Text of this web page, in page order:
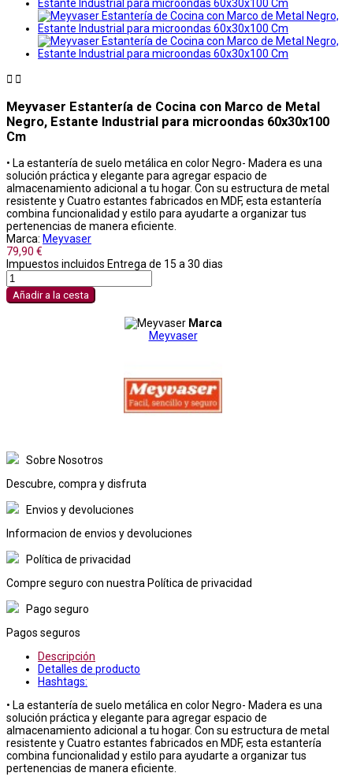
 
Meyvaser Estantería de Cocina con Marco de Metal
Negro, Estante Industrial para microondas 60x30x100
Cm
• La estantería de suelo metálica en color Negro- Madera es una
solución práctica y elegante para agregar espacio de
almacenamiento adicional a tu hogar. Con su estructura de metal
resistente y Cuatro estantes fabricados en MDF, esta estantería
combina funcionalidad y estilo para ayudarte a organizar tus
pertenencias de manera eficiente.
Marca: Meyvaser
79,90 €
Impuestos incluidos Entrega de 15 a 30 dias
Añadir a la cesta
Marca
Meyvaser
Sobre Nosotros
Descubre, compra y disfruta
Envios y devoluciones
Informacion de envios y devoluciones
Política de privacidad
Compre seguro con nuestra Política de privacidad
Pago seguro
Pagos seguros
Descripción
Detalles de producto
Hashtags:
• La estantería de suelo metálica en color Negro- Madera es una
solución práctica y elegante para agregar espacio de
almacenamiento adicional a tu hogar. Con su estructura de metal
resistente y Cuatro estantes fabricados en MDF, esta estantería
combina funcionalidad y estilo para ayudarte a organizar tus
pertenencias de manera eficiente.